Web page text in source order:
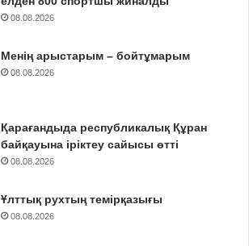
08.08.2026
Менің арыстарым – бойтұмарым
08.08.2026
Қарағандыда республикалық Құран
байқауына іріктеу сайысы өтті
08.08.2026
Ұлттық рухтың темірқазығы
08.08.2026